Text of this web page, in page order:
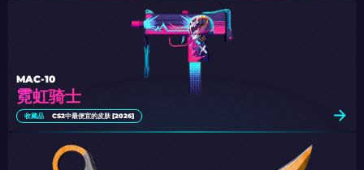
霓虹骑士
MAC-10
收藏品 CS2中最便宜的皮肤 [2026]